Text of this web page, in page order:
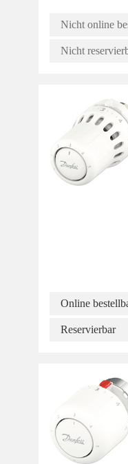
Nicht online
Nicht
Online
Reservierbar